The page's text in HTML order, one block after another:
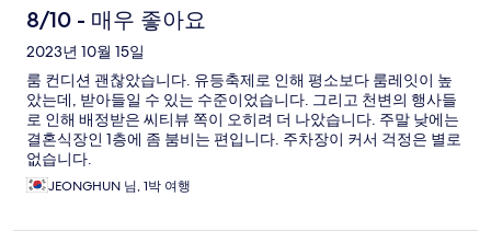
8/10 - 매우 좋아요
2023년 10월 15일
룸 컨디션 괜찮았습니다. 유등축제로 인해 평소보다 룸레잇이 높
았는데, 받아들일 수 있는 수준이었습니다. 그리고 천변의 행사들
로 인해 배정받은 씨티뷰 쪽이 오히려 더 나았습니다. 주말 낮에는
결혼식장인 1층에 좀 붐비는 편입니다. 주차장이 커서 걱정은 별로
없습니다.
JEONGHUN 님, 1박 여행